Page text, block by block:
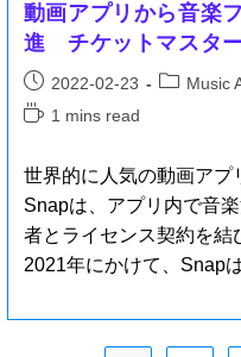
動画アプリから音楽
進 チケットマスタ
2022-02-23 Music
1 mins read
世界的に人気の動画アプ
Snapは、アプリ内で音
者とライセンス契約を結
2021年にかけて、Snap